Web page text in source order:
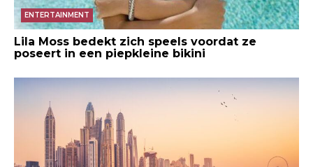
ENTERTAINMENT
Lila Moss bedekt zich speels voordat ze
poseert in een piepkleine bikini